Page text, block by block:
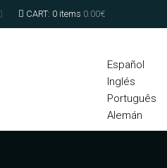
CART: 0 items 0.00€
Español
Inglés
Português
Alemán